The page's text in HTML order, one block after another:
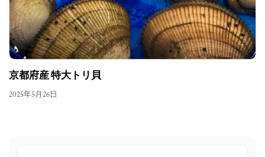
京都府産 特大トリ貝
2025年5月26日